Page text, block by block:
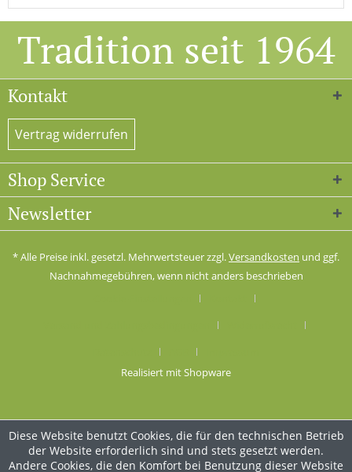
Tradition seit 1964
Kontakt
Vertrag widerrufen
Shop Service
Newsletter
* Alle Preise inkl. gesetzl. Mehrwertsteuer zzgl.Versandkosten und ggf.
Nachnahmegebühren, wenn nicht anders beschrieben
Realisiert mit Shopware
Diese Website benutzt Cookies, die für den technischen Betrieb
der Website erforderlich sind und stets gesetzt werden.
Andere Cookies, die den Komfort bei Benutzung dieser Website